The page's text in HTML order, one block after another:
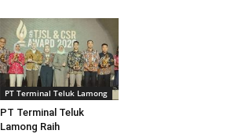
PT Terminal Teluk Lamong
PT Terminal Teluk
Lamong Raih